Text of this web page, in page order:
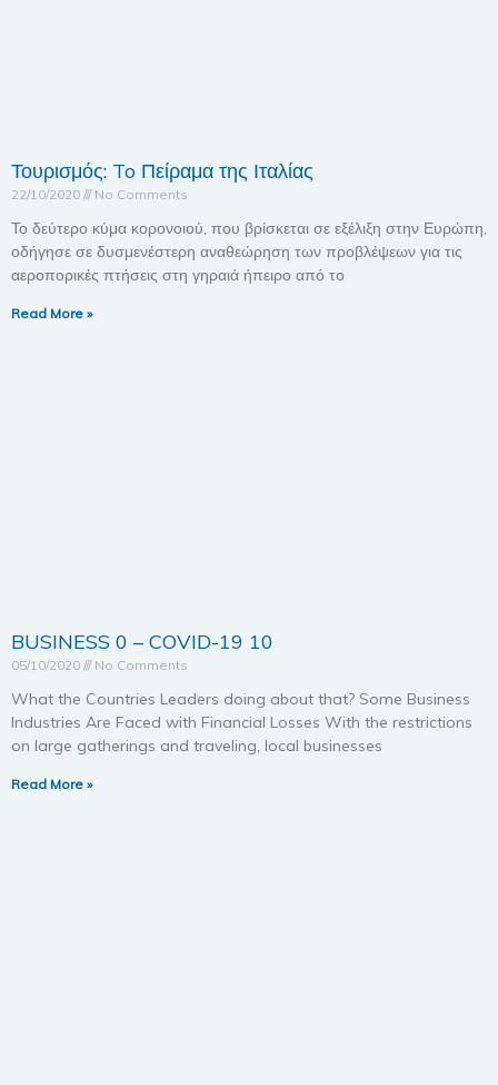
Τουρισμός: To Πείραμα της Ιταλίας
22/10/2020 No Comments
Το δεύτερο κύμα κορονοιού, που βρίσκεται σε εξέλιξη στην Ευρώπη,
οδήγησε σε δυσμενέστερη αναθεώρηση των προβλέψεων για τις
αεροπορικές πτήσεις στη γηραιά ήπειρο από το
Read More »
BUSINESS 0 – COVID-19 10
05/10/2020 No Comments
What the Countries Leaders doing about that? Some Business
Industries Are Faced with Financial Losses With the restrictions
on large gatherings and traveling, local businesses
Read More »